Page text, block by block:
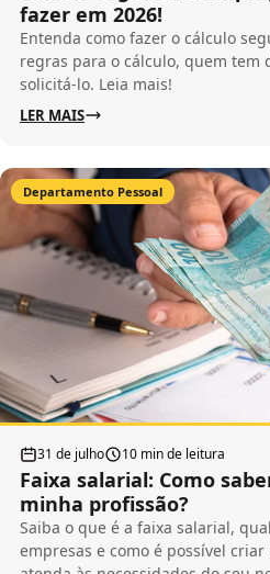
fazer em 2026!
Entenda como fazer o cálculo
regras para o cálculo, quem tem
solicitá-lo. Leia mais!
LER MAIS
Departamento Pessoal
31 de julho 10 min de leitura
Faixa salarial: Como
minha profissão?
Saiba o que é a faixa salarial,
empresas e como é possível